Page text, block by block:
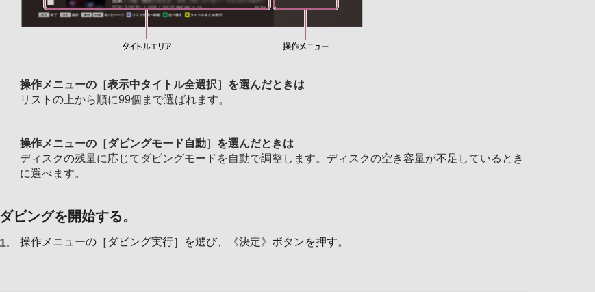
操作メニューの［表示中タイトル全選択］を選んだときは
リストの上から順に99個まで選ばれます。
操作メニューの［ダビングモード自動］を選んだときは
ディスクの残量に応じてダビングモードを自動で調整します。ディスクの空き容量が不足しているとき
に選べます。
ダビングを開始する。
操作メニューの［ダビング実行］を選び、《決定》ボタンを押す。